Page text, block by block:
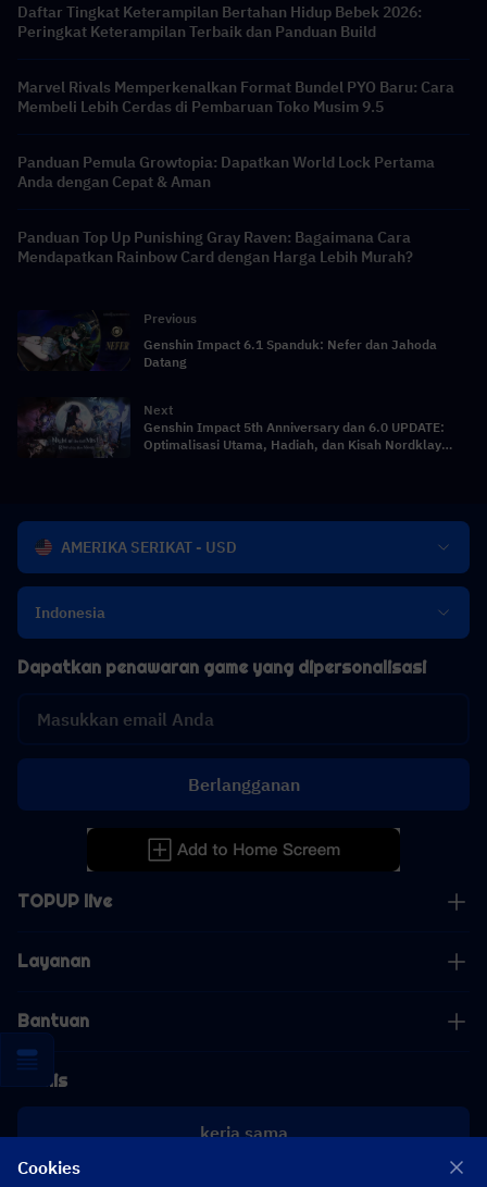
Daftar Tingkat Keterampilan Bertahan Hidup Bebek 2026:
Peringkat Keterampilan Terbaik dan Panduan Build
Marvel Rivals Memperkenalkan Format Bundel PYO Baru: Cara
Membeli Lebih Cerdas di Pembaruan Toko Musim 9.5
Panduan Pemula Growtopia: Dapatkan World Lock Pertama
Anda dengan Cepat & Aman
Panduan Top Up Punishing Gray Raven: Bagaimana Cara
Mendapatkan Rainbow Card dengan Harga Lebih Murah?
Previous
Genshin Impact 6.1 Spanduk: Nefer dan Jahoda
Datang
Next
Genshin Impact 5th Anniversary dan 6.0 UPDATE:
Optimalisasi Utama, Hadiah, dan Kisah Nordklay
AMERIKA SERIKAT - USD
Indonesia
TOPUP live
Layanan
Bantuan
Bisnis
kerja sama
Dapatkan penawaran game yang dipersonalisasi
Berlangganan
Cookies